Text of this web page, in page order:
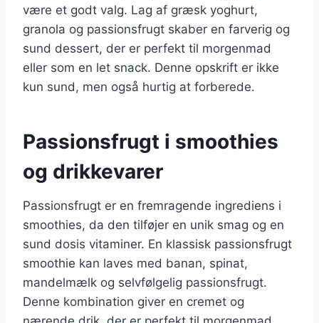
være et godt valg. Lag af græsk yoghurt,
granola og passionsfrugt skaber en farverig og
sund dessert, der er perfekt til morgenmad
eller som en let snack. Denne opskrift er ikke
kun sund, men også hurtig at forberede.
Passionsfrugt i smoothies
og drikkevarer
Passionsfrugt er en fremragende ingrediens i
smoothies, da den tilføjer en unik smag og en
sund dosis vitaminer. En klassisk passionsfrugt
smoothie kan laves med banan, spinat,
mandelmælk og selvfølgelig passionsfrugt.
Denne kombination giver en cremet og